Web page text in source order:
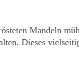
Mandeln
Dieses